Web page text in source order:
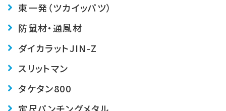
束一発（ツカイッパツ）
防鼠材・通風材
ダイカラットJIN-Z
スリットマン
タケタン800